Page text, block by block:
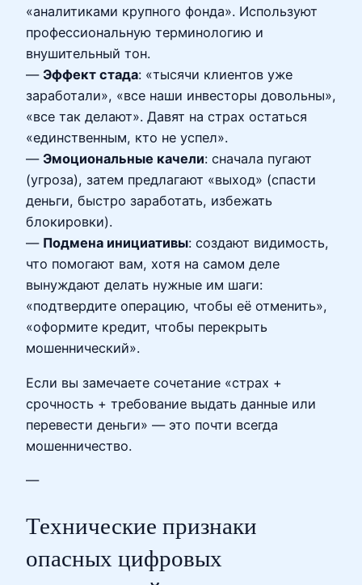
«аналитиками крупного фонда». Используют
профессиональную терминологию и
внушительный тон.
— Эффект стада: «тысячи клиентов уже
заработали», «все наши инвесторы довольны»,
«все так делают». Давят на страх остаться
«единственным, кто не успел».
— Эмоциональные качели: сначала пугают
(угроза), затем предлагают «выход» (спасти
деньги, быстро заработать, избежать
блокировки).
— Подмена инициативы: создают видимость,
что помогают вам, хотя на самом деле
вынуждают делать нужные им шаги:
«подтвердите операцию, чтобы её отменить»,
«оформите кредит, чтобы перекрыть
мошеннический».
Если вы замечаете сочетание «страх +
срочность + требование выдать данные или
перевести деньги» — это почти всегда
мошенничество.
—
Технические признаки
опасных цифровых